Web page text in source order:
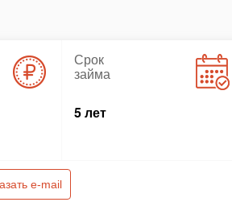
Срок
займа
5 лет
e-mail